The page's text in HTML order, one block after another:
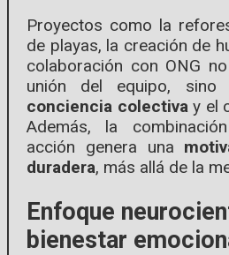
Proyectos como la
de playas, la creación de
colaboración con ONG
unión del equipo, sino
conciencia colectivay el
Además, la
acción genera una
duradera, más allá de la
Enfoque
bienestar